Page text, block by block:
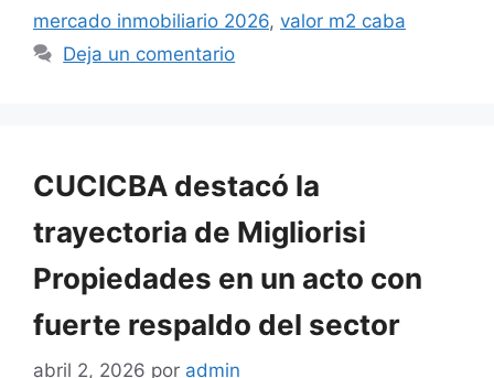
mercado inmobiliario 2026, valor m2 caba
Deja un comentario
CUCICBA destacó la
trayectoria de Migliorisi
Propiedades en un acto con
fuerte respaldo del sector
abril 2, 2026 por admin